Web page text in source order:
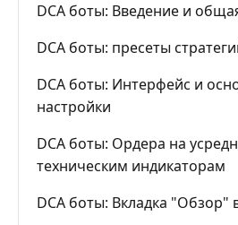
DCA боты: Введение и
DCA боты: пресеты
DCA боты: Интерфейс и
настройки
DCA боты: Ордера на
техническим индикаторам
DCA боты: Вкладка "Обзор"